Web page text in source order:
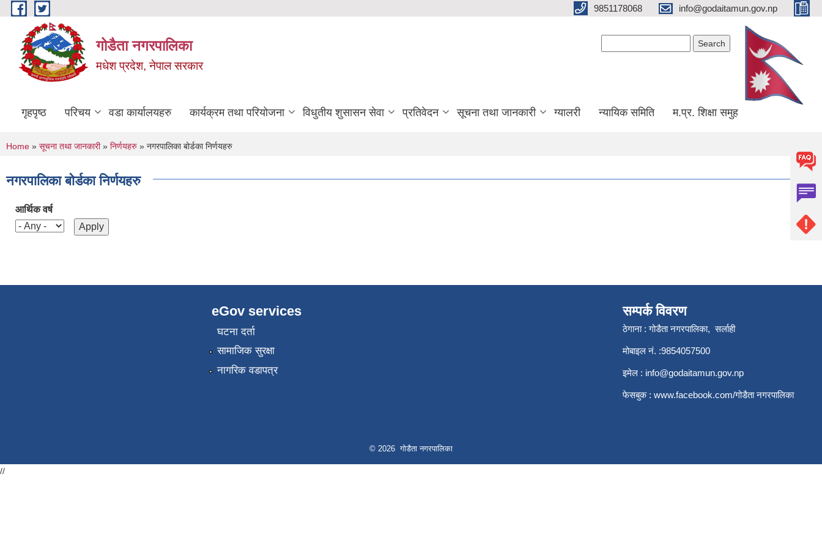
Skip to main content 9851178068 info@godaitamun.gov.np
गोडैता नगरपालिका
मधेश प्रदेश, नेपाल सरकार
गृहपृष्ठ परिचय वडा कार्यालयहरु कार्यक्रम तथा परियोजना विधुतीय शुसासन सेवा प्रतिवेदन सूचना तथा जानकारी ग्यालरी न्यायिक समिति म.प्र. शिक्षा समुह
You are here
Home » सूचना तथा जानकारी» निर्णयहरु » नगरपालिका बोर्डका निर्णयहरु
नगरपालिका बोर्डका निर्णयहरु
आर्थिक वर्ष
eGov services
घटना दर्ता
सामाजिक सुरक्षा
नागरिक वडापत्र
सम्पर्क विवरण
ठेगाना : गोडैता नगरपालिका, सर्लाही
मोबाइल नं. :9854057500
इमेल : info@godaitamun.gov.np
फेसबुक : www.facebook.com/गोडैता नगरपालिका
© 2026 गोडैता नगरपालिका
//